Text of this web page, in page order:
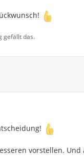
gefällt das.
vorstellen.